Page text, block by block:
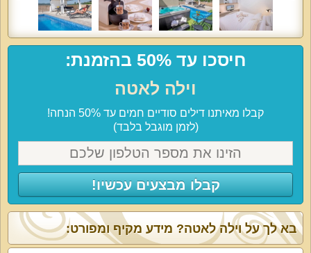
חיסכו עד 50% בהזמנת:
וילה לאטה
קבלו מאיתנו דילים סודיים חמים עד 50% הנחה!
(לזמן מוגבל בלבד)
קבלו מבצעים עכשיו!
בא לך על וילה לאטה? מידע מקיף ומפורט: